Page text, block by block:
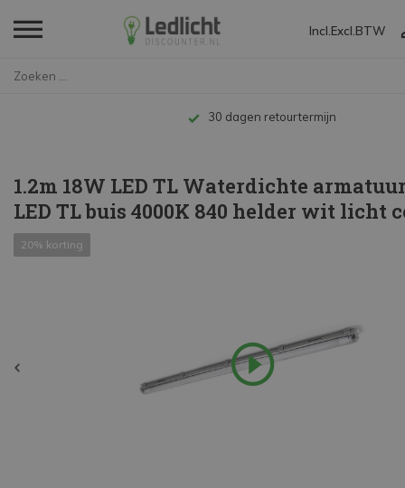
Incl. Excl. BTW
Tot 10 jaar garantie
1.2m 18W LED TL Waterdichte
LED TL buis 4000K 840 helder wit licht
20% korting